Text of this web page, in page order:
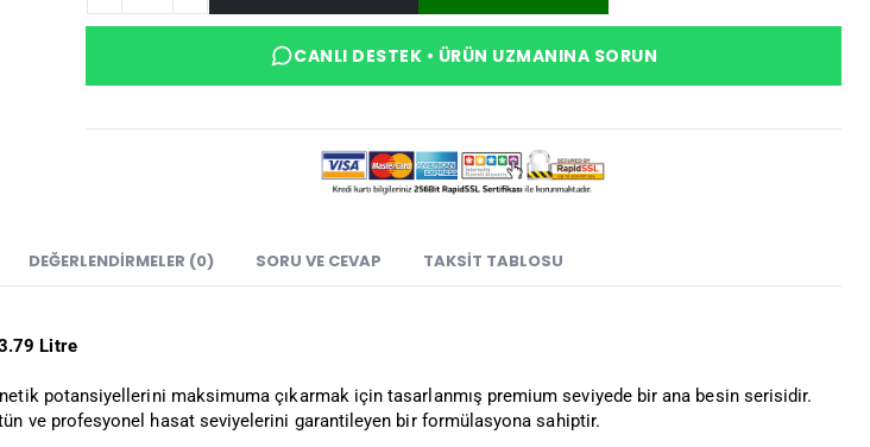
CANLI DESTEK • ÜRÜN UZMANINA SORUN
DEĞERLENDIRMELER (0) SORU VE CEVAP TAKSIT TABLOSU
Litre
potansiyellerini maksimuma çıkarmak için tasarlanmış premium seviyede bir ana besin serisidir.
ve profesyonel hasat seviyelerini garantileyen bir formülasyona sahiptir.